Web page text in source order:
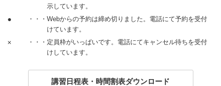
示しています。
●
・・・Webからの予約は締め切りました。電話にて予約を受付
けています。
×
・・・定員枠がいっぱいです。電話にてキャンセル待ちを受付
けしています。
講習日程表・時間割表ダウンロード